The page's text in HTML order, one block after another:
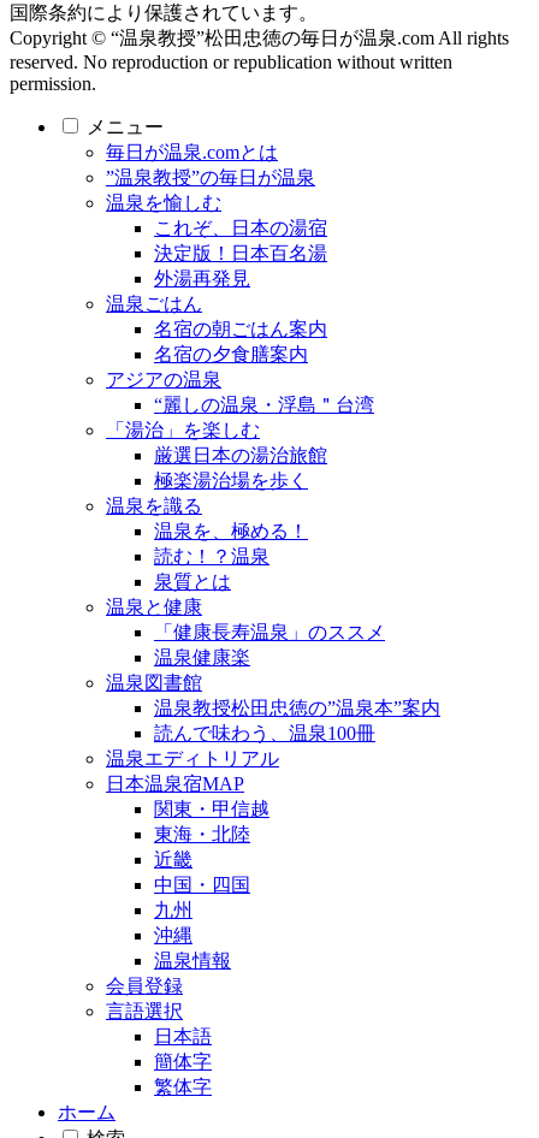
国際条約により保護されています。
Copyright © “温泉教授”松田忠徳の毎日が温泉.com All rights
reserved. No reproduction or republication without written
permission.
メニュー
毎日が温泉.comとは
”温泉教授”の毎日が温泉
温泉を愉しむ
これぞ、日本の湯宿
決定版！日本百名湯
外湯再発見
温泉ごはん
名宿の朝ごはん案内
名宿の夕食膳案内
アジアの温泉
“麗しの温泉・浮島＂台湾
「湯治」を楽しむ
厳選日本の湯治旅館
極楽湯治場を歩く
温泉を識る
温泉を、極める！
読む！？温泉
泉質とは
温泉と健康
「健康長寿温泉」のススメ
温泉健康楽
温泉図書館
温泉教授松田忠徳の”温泉本”案内
読んで味わう、温泉100冊
温泉エディトリアル
日本温泉宿MAP
関東・甲信越
東海・北陸
近畿
中国・四国
九州
沖縄
温泉情報
会員登録
言語選択
日本語
簡体字
繁体字
ホーム